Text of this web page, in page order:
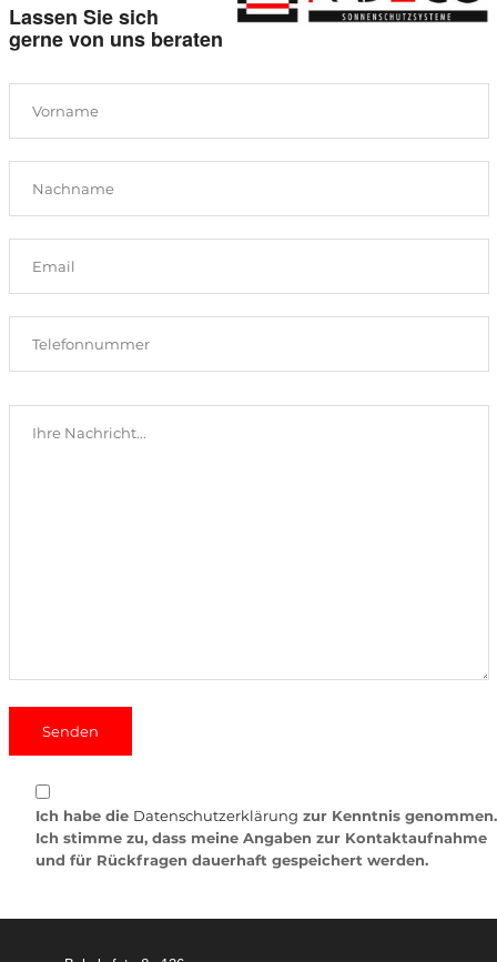
Lassen Sie sich
gerne von uns beraten
Ich habe die Datenschutzerklärung zur Kenntnis genommen.
Ich stimme zu, dass meine Angaben zur Kontaktaufnahme
und für Rückfragen dauerhaft gespeichert werden.